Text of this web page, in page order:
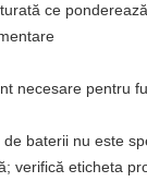
ce
necesare pentru
baterii nu este
verifică eticheta